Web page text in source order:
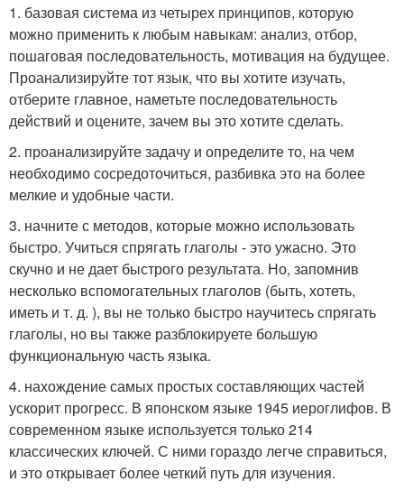
1. базовая система из четырех принципов, которую
можно применить к любым навыкам: анализ, отбор,
пошаговая последовательность, мотивация на будущее.
Проанализируйте тот язык, что вы хотите изучать,
отберите главное, наметьте последовательность
действий и оцените, зачем вы это хотите сделать.
2. проанализируйте задачу и определите то, на чем
необходимо сосредоточиться, разбивка это на более
мелкие и удобные части.
3. начните с методов, которые можно использовать
быстро. Учиться спрягать глаголы - это ужасно. Это
скучно и не дает быстрого результата. Но, запомнив
несколько вспомогательных глаголов (быть, хотеть,
иметь и т. д. ), вы не только быстро научитесь спрягать
глаголы, но вы также разблокируете большую
функциональную часть языка.
4. нахождение самых простых составляющих частей
ускорит прогресс. В японском языке 1945 иероглифов. В
современном языке используется только 214
классических ключей. С ними гораздо легче справиться,
и это открывает более четкий путь для изучения.